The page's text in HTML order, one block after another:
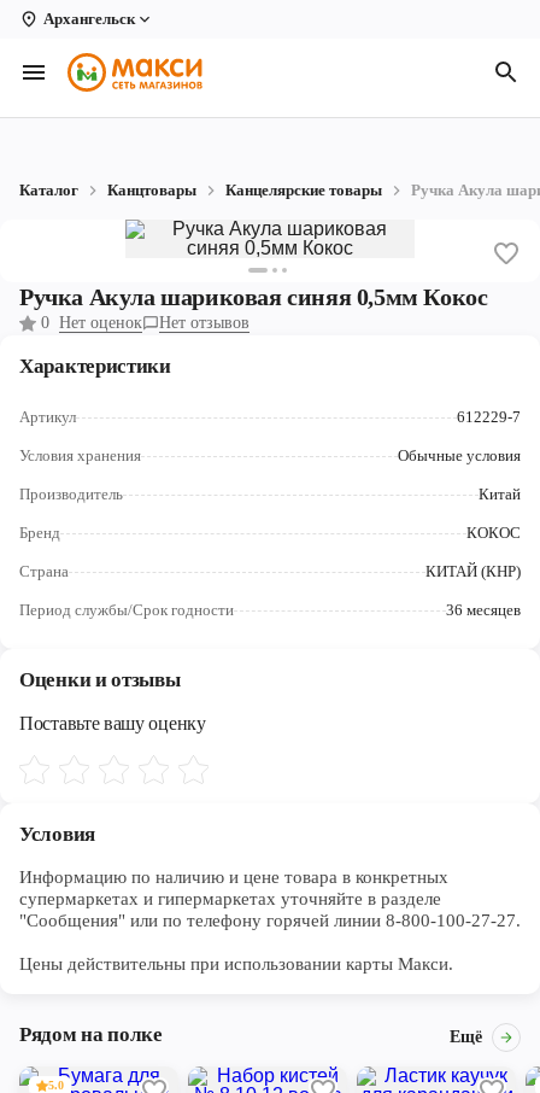
Архангельск
Вологда
Архангельск
Коряжма
Котлас
Рыбинск
Северодвинск
Каталог Канцтовары Канцелярские товары Ручка Акула
Ручка Акула шариковая синяя 0,5мм Кокос
0 Нет оценок Нет отзывов
Характеристики
Артикул 612229-7
Условия хранения Обычные условия
Производитель Китай
Бренд КОКОС
Страна КИТАЙ (КНР)
Период службы/Срок годности 36 месяцев
Оценки и отзывы
Поставьте вашу оценку
Условия
Информацию по наличию и цене товара в конкретных
супермаркетах и гипермаркетах уточняйте в разделе
"Сообщения" или по телефону горячей линии 8-800-100-27-27.
Цены действительны при использовании карты Макси.
Рядом на полке Ещё
5.0